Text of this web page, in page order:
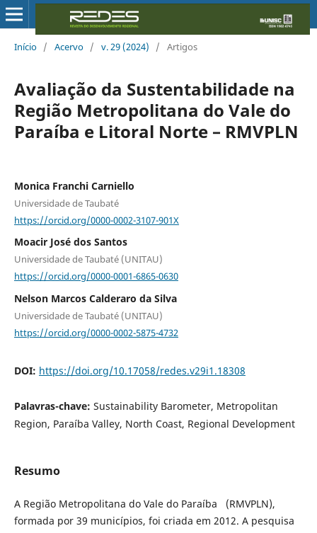
Início / Acervo / v. 29 (2024) / Artigos
Avaliação da Sustentabilidade na
Região Metropolitana do Vale do
Paraíba e Litoral Norte – RMVPLN
Monica Franchi Carniello
Universidade de Taubaté
https://orcid.org/0000-0002-3107-901X
Moacir José dos Santos
Universidade de Taubaté (UNITAU)
https://orcid.org/0000-0001-6865-0630
Nelson Marcos Calderaro da Silva
Universidade de Taubaté (UNITAU)
https://orcid.org/0000-0002-5875-4732
DOI: https://doi.org/10.17058/redes.v29i1.18308
Palavras-chave: Sustainability Barometer, Metropolitan
Region, Paraíba Valley, North Coast, Regional Development
Resumo
A Região Metropolitana do Vale do Paraíba (RMVPLN),
formada por 39 municípios, foi criada em 2012. A pesquisa